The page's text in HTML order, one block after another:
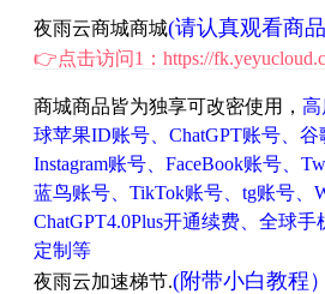
夜雨云商城商城(请认真观看商
👉点击访问1：https://
商城商品皆为独享可改密使用， 高
球苹果ID账号、ChatGPT账号、谷
Instagram账号、FaceBook账号、
蓝鸟账号、TikTok账号、tg账号、
ChatGPT4.0Plus开通续费、全球
定制等
夜雨云加速梯节.(附带小白教程）